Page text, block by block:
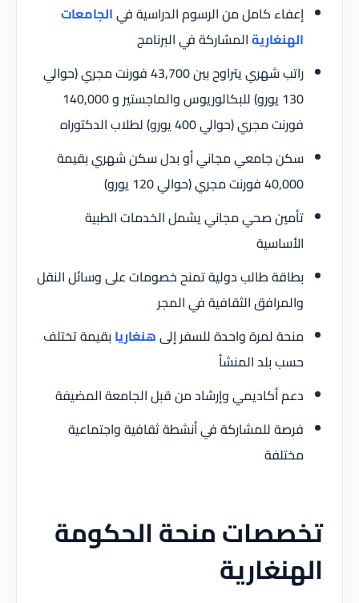
إعفاء كامل من الرسوم الدراسية فيالجامعات
الهنغاريةالمشاركة في البرنامج
راتب شهري يتراوح بين 43,700 فورنت مجري (حوالي
130 يورو) للبكالوريوس والماجستير و 140,000
فورنت مجري (حوالي 400 يورو) لطلاب الدكتوراه
سكن جامعي مجاني أو بدل سكن شهري بقيمة
40,000 فورنت مجري (حوالي 120 يورو)
تأمين صحي مجاني يشمل الخدمات الطبية
الأساسية
بطاقة طالب دولية تمنح خصومات على وسائل النقل
والمرافق الثقافية في المجر
منحة لمرة واحدة للسفر إلىهنغاريا بقيمة تختلف
حسب بلد المنشأ
دعم أكاديمي وإرشاد من قبل الجامعة المضيفة
فرصة للمشاركة في أنشطة ثقافية واجتماعية
مختلفة
تخصصات منحة الحكومة
الهنغارية